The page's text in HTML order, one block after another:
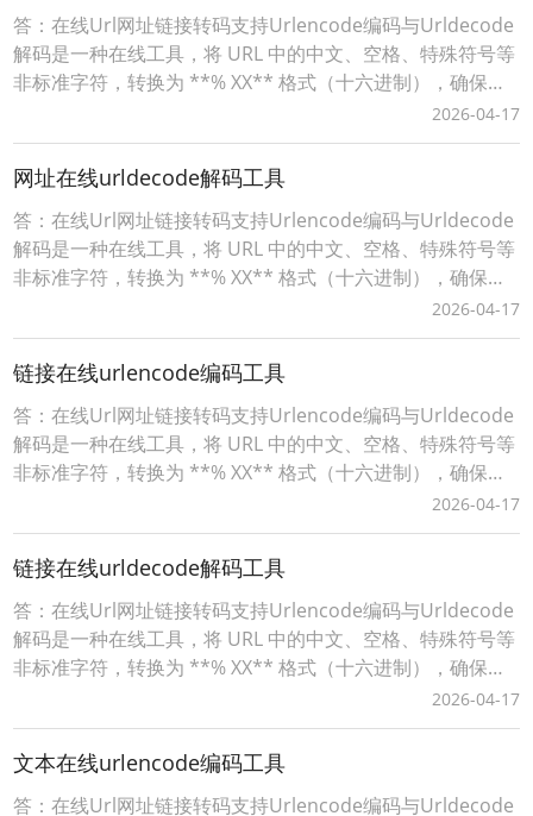
答：在线Url网址链接转码支持Urlencode编码与Urldecode
解码是一种在线工具，将 URL 中的中文、空格、特殊符号等
非标准字符，转换为 **% XX** 格式（十六进制），确保链
接能被浏览器 / 服务器正确解析。词令工具商店Urlencode
在线工具：https://apps.ciling.cn/urlencode/词令口令直达
Urlencode在
2026-04-17
网址在线urldecode解码工具
答：在线Url网址链接转码支持Urlencode编码与Urldecode
解码是一种在线工具，将 URL 中的中文、空格、特殊符号等
非标准字符，转换为 **% XX** 格式（十六进制），确保链
接能被浏览器 / 服务器正确解析。词令工具商店Urlencode
在线工具：https://apps.ciling.cn/urlencode/词令口令直达
Urlencode在
2026-04-17
链接在线urlencode编码工具
答：在线Url网址链接转码支持Urlencode编码与Urldecode
解码是一种在线工具，将 URL 中的中文、空格、特殊符号等
非标准字符，转换为 **% XX** 格式（十六进制），确保链
接能被浏览器 / 服务器正确解析。词令工具商店Urlencode
在线工具：https://apps.ciling.cn/urlencode/词令口令直达
Urlencode在
2026-04-17
链接在线urldecode解码工具
答：在线Url网址链接转码支持Urlencode编码与Urldecode
解码是一种在线工具，将 URL 中的中文、空格、特殊符号等
非标准字符，转换为 **% XX** 格式（十六进制），确保链
接能被浏览器 / 服务器正确解析。词令工具商店Urlencode
在线工具：https://apps.ciling.cn/urlencode/词令口令直达
Urlencode在
2026-04-17
文本在线urlencode编码工具
答：在线Url网址链接转码支持Urlencode编码与Urldecode